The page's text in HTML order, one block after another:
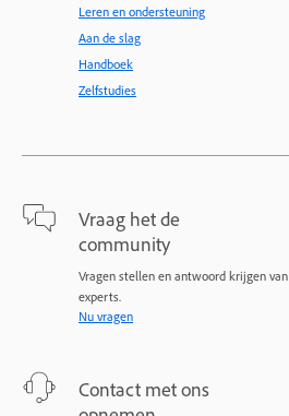
Leren en ondersteuning
Aan de slag
Handboek
Zelfstudies
Vraag het de
community
Vragen stellen en antwoord krijgen van
experts.
Nu vragen
Contact met ons